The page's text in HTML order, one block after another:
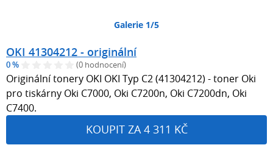
Galerie 1/5
OKI 41304212 - originální
0 % (0 hodnocení)
Originální tonery OKI OKI Typ C2 (41304212) - toner Oki
pro tiskárny Oki C7000, Oki C7200n, Oki C7200dn, Oki
C7400.
KOUPIT ZA 4 311 KČ